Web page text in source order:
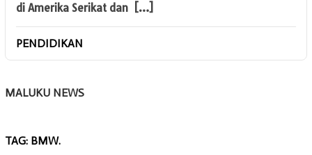
di Amerika Serikat dan […]
PENDIDIKAN
MALUKU NEWS
TAG: BMW.